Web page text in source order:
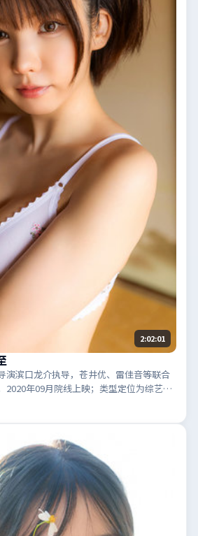
2:02:01
演滨口龙介执导，苍井优、雷佳音等联合
2020年09月院线上映；类型定位为综艺·
合检索「美国犯罪」「2020高分综艺」等